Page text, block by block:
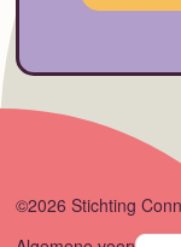
©2026 Stichting